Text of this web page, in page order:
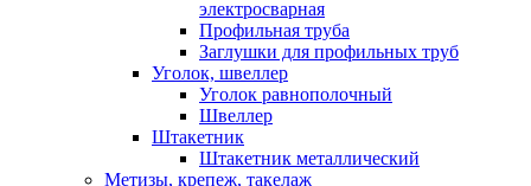
электросварная
Профильная труба
Заглушки для профильных труб
Уголок, швеллер
Уголок равнополочный
Швеллер
Штакетник
Штакетник металлический
Метизы, крепеж, такелаж